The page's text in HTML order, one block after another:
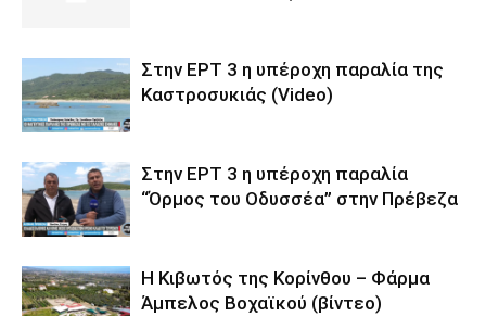
Στην ΕΡΤ 3 η υπέροχη παραλία της
Καστροσυκιάς (Video)
Στην ΕΡΤ 3 η υπέροχη παραλία
“Όρμος του Οδυσσέα” στην Πρέβεζα
Η Κιβωτός της Κορίνθου – Φάρμα
Άμπελος Βοχαϊκού (βίντεο)